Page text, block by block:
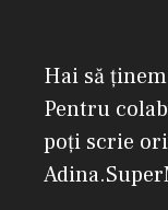
Hai să
Pentru
poți scrie